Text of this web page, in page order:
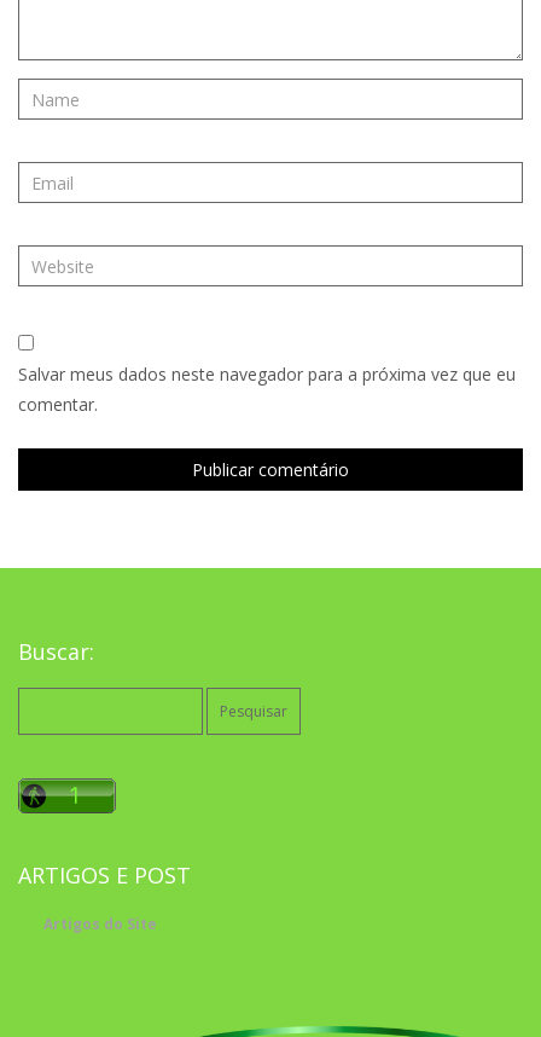
Salvar meus dados neste navegador para a próxima vez que eu
comentar.
Buscar:
ARTIGOS E POST
Artigos do Site